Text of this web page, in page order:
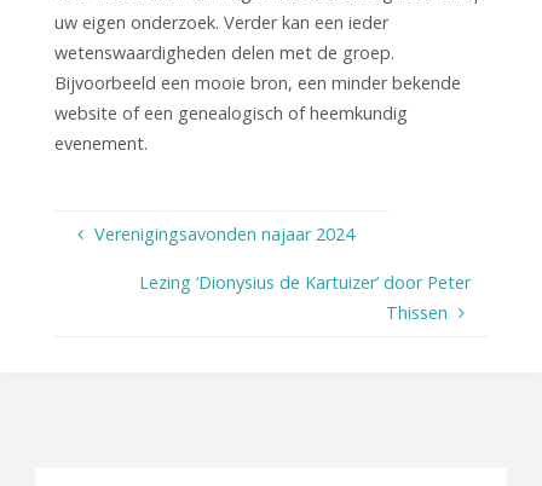
uw eigen onderzoek. Verder kan een ieder
wetenswaardigheden delen met de groep.
Bijvoorbeeld een mooie bron, een minder bekende
website of een genealogisch of heemkundig
evenement.
Verenigingsavonden najaar 2024
Lezing ‘Dionysius de Kartuizer’ door Peter
Thissen